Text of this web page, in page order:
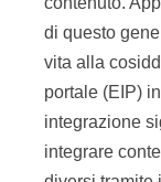
di questo
vita alla
portale (EIP)
integrazione
integrare